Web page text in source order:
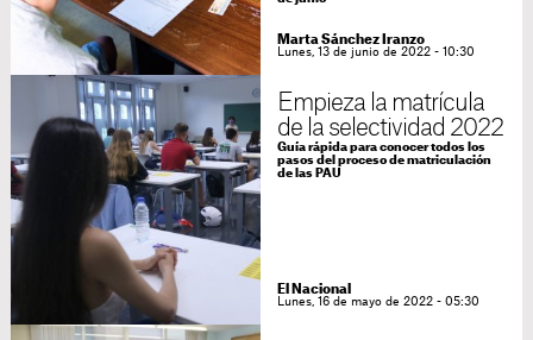
Marta Sánchez Iranzo
Lunes, 13 de junio de 2022 - 10:30
Empieza la matrícula
de la selectividad 2022
Guía rápida para conocer todos los
pasos del proceso de matriculación
de las PAU
El Nacional
Lunes, 16 de mayo de 2022 - 05:30